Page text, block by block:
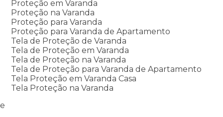
Proteção em Varanda
Proteção na Varanda
Proteção para Varanda
Proteção para Varanda de Apartamento
Tela de Proteção de Varanda
Tela de Proteção em Varanda
Tela de Proteção na Varanda
Tela de Proteção para Varanda de Apartamento
Tela Proteção em Varanda Casa
Tela Proteção na Varanda
e